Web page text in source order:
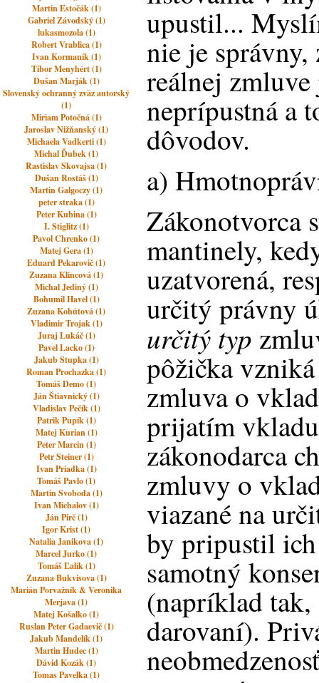
Martin Estočák (1)
Gabriel Závodský (1)
lukasmozola (1)
Robert Vrablica (1)
Ivan Kormaník (1)
Tibor Menyhért (1)
Dušan Marják (1)
Slovenský ochranný zväz autorský
(1)
Miriam Potočná (1)
Jaroslav Nižňanský (1)
Michaela Vadkerti (1)
Michal Ďubek (1)
Rastislav Skovajsa (1)
Dušan Rostáš (1)
Martin Galgoczy (1)
peter straka (1)
Peter Kubina (1)
I. Stiglitz (1)
Pavol Chrenko (1)
Matej Gera (1)
Eduard Pekarovič (1)
Zuzana Klincová (1)
Michal Jediný (1)
Bohumil Havel (1)
Zuzana Kohútová (1)
Vladimir Trojak (1)
Juraj Lukáč (1)
Pavel Lacko (1)
Jakub Stupka (1)
Roman Prochazka (1)
Tomáš Demo (1)
Ján Štiavnický (1)
Vladislav Pečík (1)
Patrik Pupík (1)
Matej Kurian (1)
Peter Marcin (1)
Petr Steiner (1)
Ivan Priadka (1)
Tomáš Pavlo (1)
Martin Svoboda (1)
Ivan Michalov (1)
Ján Pirč (1)
Igor Krist (1)
Natalia Janikova (1)
Marcel Jurko (1)
Tomáš Ľalík (1)
Zuzana Bukvisova (1)
Marián Porvažník & Veronika
Merjava (1)
Matej Košalko (1)
Ruslan Peter Gadaevič (1)
Jakub Mandelík (1)
Martin Hudec (1)
Dávid Kozák (1)
Tomas Pavelka (1)
upustil...
nie je
reálnej
neprípustná a
dôvodov.
a)
Zákonotvorca
mantinely,
uzatvorená,
určitý právny
určitý typ
pôžička
zmluva o
prijatím
zákonodarca
zmluvy o
viazané na
by pripustil
samotný
(napríklad
darovaní).